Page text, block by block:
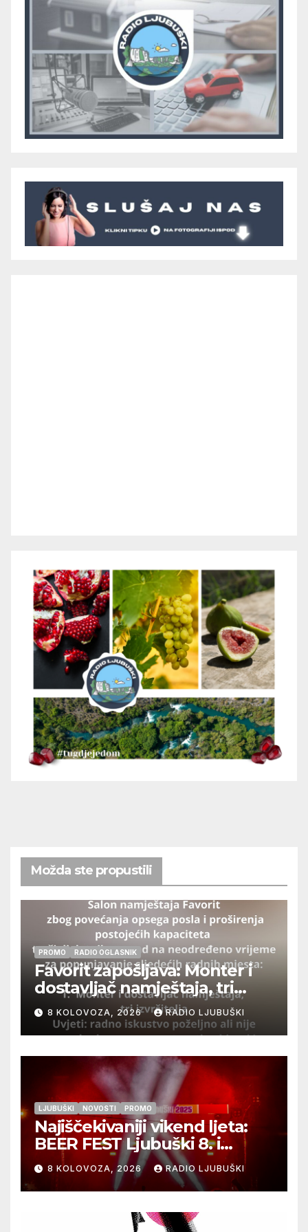
Možda ste propustili
PROMO RADIO OGLASNIK
Favorit zapošljava: Monter i
dostavljač namještaja, tri
izvršitelja
8 KOLOVOZA, 2026 RADIO LJUBUŠKI
LJUBUŠKI NOVOSTI PROMO
Najiščekivaniji vikend ljeta:
BEER FEST Ljubuški 8. i
9.kolovoza
8 KOLOVOZA, 2026 RADIO LJUBUŠKI